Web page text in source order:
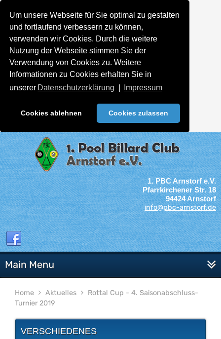
Um unsere Webseite für Sie optimal zu gestalten
und fortlaufend verbessern zu können,
verwenden wir Cookies. Durch die weitere
Nutzung der Webseite stimmen Sie der
Verwendung von Cookies zu. Weitere
Informationen zu Cookies erhalten Sie in
unserer Datenschutzerklärung Impressum
Cookies ablehnen Cookies zulassen
1. PBC Arnstorf e.V.
Pfarrkirchener Str. 18
94424 Arnstorf
info@pbc-arnstorf.de
Main Menu
Home Aktuelles
Rottal Cup - 4. Saisonabschluss-
Turnier 2019
VERSCHIEDENES